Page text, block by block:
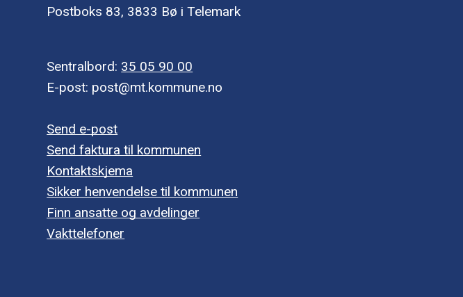
Postboks 83, 3833 Bø i Telemark
Sentralbord: 35 05 90 00
E-post: post@mt.kommune.no
Send e-post
Send faktura til kommunen
Kontaktskjema
Sikker henvendelse til kommunen
Finn ansatte og avdelinger
Vakttelefoner